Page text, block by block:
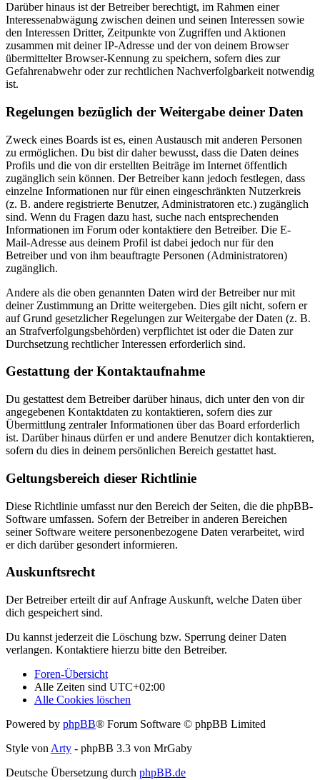
Darüber hinaus ist der Betreiber berechtigt, im Rahmen einer
Interessenabwägung zwischen deinen und seinen Interessen sowie
den Interessen Dritter, Zeitpunkte von Zugriffen und Aktionen
zusammen mit deiner IP-Adresse und der von deinem Browser
übermittelter Browser-Kennung zu speichern, sofern dies zur
Gefahrenabwehr oder zur rechtlichen Nachverfolgbarkeit notwendig
ist.
Regelungen bezüglich der Weitergabe deiner Daten
Zweck eines Boards ist es, einen Austausch mit anderen Personen
zu ermöglichen. Du bist dir daher bewusst, dass die Daten deines
Profils und die von dir erstellten Beiträge im Internet öffentlich
zugänglich sein können. Der Betreiber kann jedoch festlegen, dass
einzelne Informationen nur für einen eingeschränkten Nutzerkreis
(z. B. andere registrierte Benutzer, Administratoren etc.) zugänglich
sind. Wenn du Fragen dazu hast, suche nach entsprechenden
Informationen im Forum oder kontaktiere den Betreiber. Die E-
Mail-Adresse aus deinem Profil ist dabei jedoch nur für den
Betreiber und von ihm beauftragte Personen (Administratoren)
zugänglich.
Andere als die oben genannten Daten wird der Betreiber nur mit
deiner Zustimmung an Dritte weitergeben. Dies gilt nicht, sofern er
auf Grund gesetzlicher Regelungen zur Weitergabe der Daten (z. B.
an Strafverfolgungsbehörden) verpflichtet ist oder die Daten zur
Durchsetzung rechtlicher Interessen erforderlich sind.
Gestattung der Kontaktaufnahme
Du gestattest dem Betreiber darüber hinaus, dich unter den von dir
angegebenen Kontaktdaten zu kontaktieren, sofern dies zur
Übermittlung zentraler Informationen über das Board erforderlich
ist. Darüber hinaus dürfen er und andere Benutzer dich kontaktieren,
sofern du dies in deinem persönlichen Bereich gestattet hast.
Geltungsbereich dieser Richtlinie
Diese Richtlinie umfasst nur den Bereich der Seiten, die die phpBB-
Software umfassen. Sofern der Betreiber in anderen Bereichen
seiner Software weitere personenbezogene Daten verarbeitet, wird
er dich darüber gesondert informieren.
Auskunftsrecht
Der Betreiber erteilt dir auf Anfrage Auskunft, welche Daten über
dich gespeichert sind.
Du kannst jederzeit die Löschung bzw. Sperrung deiner Daten
verlangen. Kontaktiere hierzu bitte den Betreiber.
Foren-Übersicht
Alle Zeiten sind UTC+02:00
Alle Cookies löschen
Powered by phpBB® Forum Software © phpBB Limited
Style von Arty - phpBB 3.3 von MrGaby
Deutsche Übersetzung durch phpBB.de